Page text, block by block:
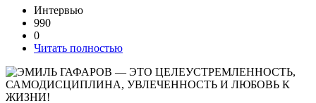
Интервью
990
0
Читать полностью